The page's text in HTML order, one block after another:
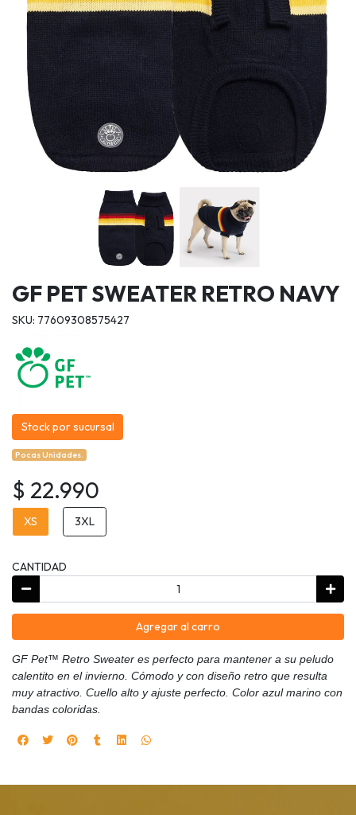
GF PET SWEATER RETRO NAVY
SKU: 77609308575427
Stock por sucursal
Pocas Unidades.
$ 22.990
XS 3XL
CANTIDAD
Agregar al carro
GF Pet™ Retro Sweater es perfecto para mantener a su peludo
calentito en el invierno. Cómodo y con diseño retro que resulta
muy atractivo. Cuello alto y ajuste perfecto. Color azul marino con
bandas coloridas.